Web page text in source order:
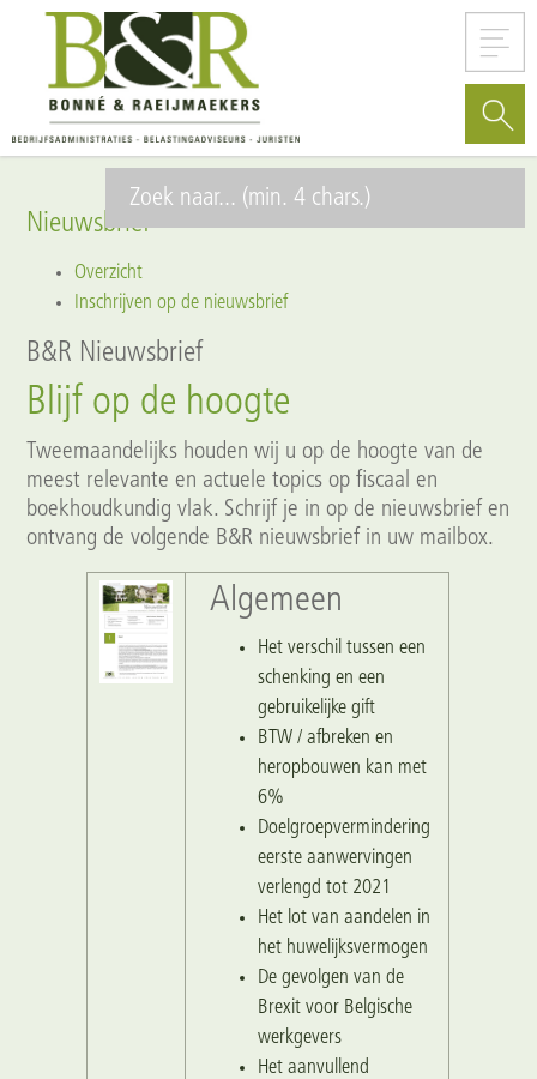
Nieuwsbrief
Overzicht
Inschrijven op de nieuwsbrief
B&R Nieuwsbrief
Blijf op de hoogte
Tweemaandelijks houden wij u op de hoogte van de
meest relevante en actuele topics op fiscaal en
boekhoudkundig vlak. Schrijf je in op de nieuwsbrief en
ontvang de volgende B&R nieuwsbrief in uw mailbox.
Algemeen
Het verschil tussen een
schenking en een
gebruikelijke gift
BTW / afbreken en
heropbouwen kan met
6%
Doelgroepvermindering
eerste aanwervingen
verlengd tot 2021
Het lot van aandelen in
het huwelijksvermogen
De gevolgen van de
Brexit voor Belgische
werkgevers
Het aanvullend